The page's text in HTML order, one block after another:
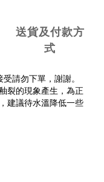
送貨及付款方
式
受請勿下單，謝謝。
裂的現象產生，為正
建議待水溫降低一些